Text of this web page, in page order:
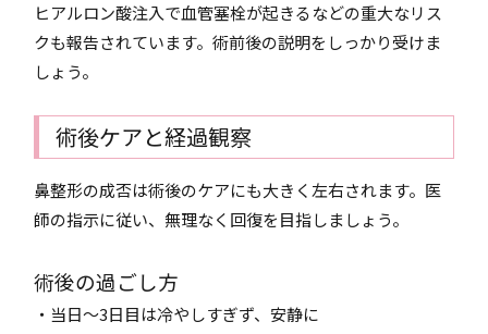
ヒアルロン酸注入で血管塞栓が起きるなどの重大なリス
クも報告されています。術前後の説明をしっかり受けま
しょう。
術後ケアと経過観察
鼻整形の成否は術後のケアにも大きく左右されます。医
師の指示に従い、無理なく回復を目指しましょう。
術後の過ごし方
・当日～3日目は冷やしすぎず、安静に